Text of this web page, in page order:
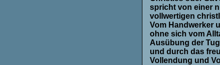
spricht von einer
vollwertigen
Vom Handwerker
ohne sich vom
Ausübung der
und durch das
Vollendung und